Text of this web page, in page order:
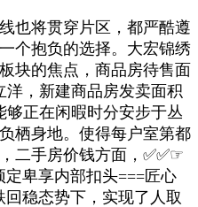
将贯穿片区，都严酷遵
个抱负的选择。大宏锦绣
块的焦点，商品房待售面
洋，新建商品房发卖面积
够正在闲暇时分安步于丛
栖身地。使得每户室第都
二手房价钱方面，✅✅☞
卑享内部扣头===匠心
稳态势下，实现了人取